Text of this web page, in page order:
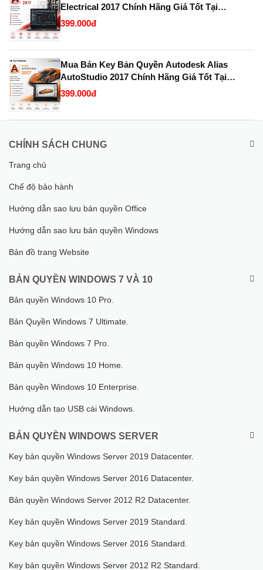
Electrical 2017 Chính Hãng Giá Tốt Tại
KeyBanQuyen.VN
399.000đ
Mua Bán Key Bản Quyền Autodesk Alias
AutoStudio 2017 Chính Hãng Giá Tốt Tại
KeyBanQuyen.VN
399.000đ
CHÍNH SÁCH CHUNG
Trang chủ
Chế độ bảo hành
Hướng dẫn sao lưu bản quyền Office
Hướng dẫn sao lưu bản quyền Windows
Bản đồ trang Website
BẢN QUYỀN WINDOWS 7 VÀ 10
Bản quyền Windows 10 Pro.
Bản Quyền Windows 7 Ultimate.
Bản quyền Windows 7 Pro.
Bản quyền Windows 10 Home.
Bản quyền Windows 10 Enterprise.
Hướng dẫn tạo USB cài Windows.
BẢN QUYỀN WINDOWS SERVER
Key bản quyền Windows Server 2019 Datacenter.
Key bản quyền Windows Server 2016 Datacenter.
Bản quyền Windows Server 2012 R2 Datacenter.
Key bản quyền Windows Server 2019 Standard.
Key bản quyền Windows Server 2016 Standard.
Key bản quyền Windows Server 2012 R2 Standard.